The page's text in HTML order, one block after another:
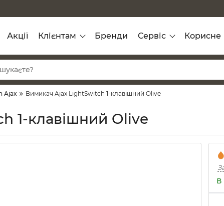
Акції Клієнтам Бренди Сервіс Корисне
Ajax Вимикач Ajax LightSwitch 1-клавішний Olive
1-клавішний Olive
В